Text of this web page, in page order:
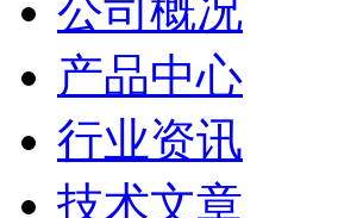
公司概况
产品中心
行业资讯
技术文章